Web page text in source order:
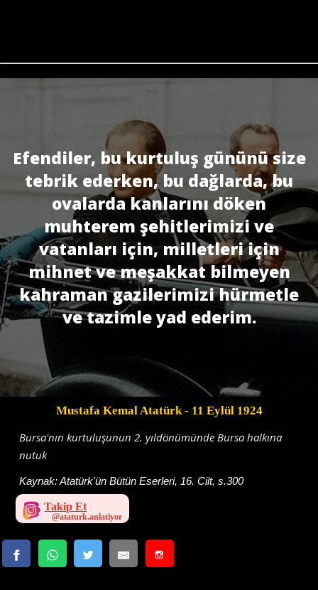
Efendiler, bu kurtuluş gününü size
tebrik ederken, bu dağlarda, bu
ovalarda kanlarını döken
muhterem şehitlerimizi ve
vatanları için, milletleri için
mihnet ve me­şakkat bilmeyen
kahraman gazilerimizi hürmetle
ve tazimle yad ederim.
Mustafa Kemal Atatürk- 11 Eylül 1924
Bursa'nın kurtuluşunun 2. yıldönümünde Bursa halkına
nutuk
Kaynak:Atatürk'ün Bütün Eserleri, 16. Cilt, s.300
Takip Et